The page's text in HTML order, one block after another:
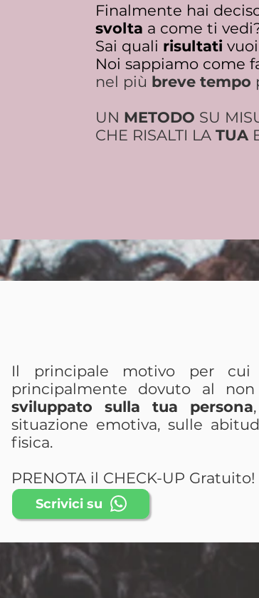
Finalmente hai
svolta a come ti
Sai quali risultati
Noi sappiamo come
nel più breve tempo
UN METODO SU
CHE RISALTI LA TUA
Scrivici su
Il principale motivo per
principalmente dovuto al
sviluppato sulla tua persona
situazione emotiva, sulle
fisica.
PRENOTA il CHECK-UP Gratuito!